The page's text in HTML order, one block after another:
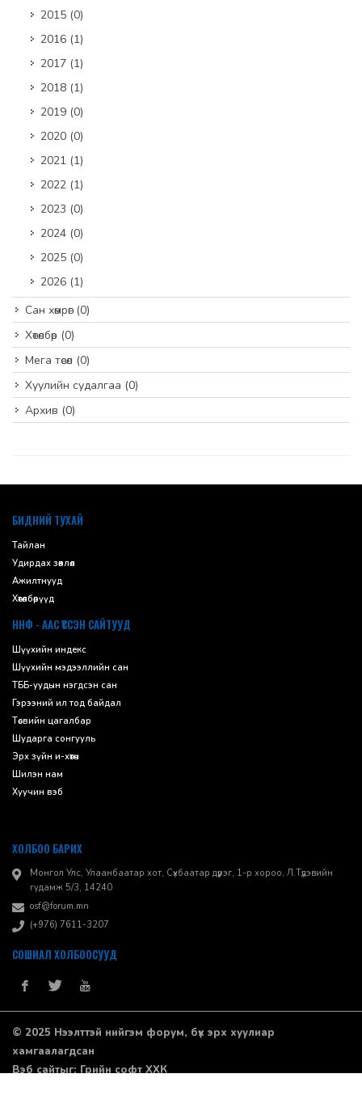
2015 (0)
2016 (1)
2017 (1)
2018 (1)
2019 (0)
2020 (0)
2021 (1)
2022 (1)
2023 (0)
2024 (0)
2025 (0)
2026 (1)
Сан хөмрөг(0)
Хөтөлбөр (0)
Мега төсөл (0)
Хуулийн судалгаа (0)
Архив (0)
БИДНИЙ ТУХАЙ
Тайлан
Удирдах зөвлөл
Ажилтнууд
Хөтөлбөрүүд
ННФ - ААС ҮҮССЭН САЙТУУД
Шүүхийн индекс
Шүүхийн мэдээллийн сан
ТББ-уудын нэгдсэн сан
Гэрээний ил тод байдал
Төсвийн цагалбар
Шударга сонгууль
Эрх зүйн и-хөтөч
Шилэн нам
Хуучин вэб
ХОЛБОО БАРИХ
Монгол Улс, Улаанбаатар хот, Сүхбаатар дүүрэг, 1-р хороо, ​Л.Түдэвийн
гудамж 5/3, 14240
osf@forum.mn
(+976) 7611-3207
СОШИАЛ ХОЛБООСУУД
© 2025 Нээлттэй нийгэм форум, бүх эрх хуулиар
хамгаалагдсан
Вэб сайтыг:Грийн софт ХХК